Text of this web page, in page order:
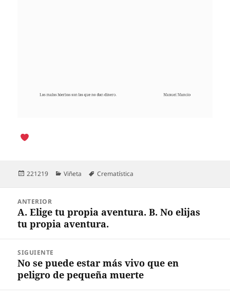
Publicado
221219 Categorías
Viñeta Etiquetas
Crematística
entradas
ANTERIOR
Entrada
anterior:
A. Elige tu propia aventura. B. No elijas
tu propia aventura.
SIGUIENTE
Entrada
siguiente:
No se puede estar más vivo que en
peligro de pequeña muerte